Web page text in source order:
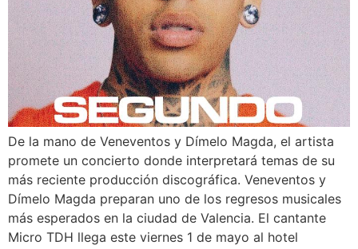
De la mano de Veneventos y Dímelo Magda, el artista
promete un concierto donde interpretará temas de su
más reciente producción discográfica. Veneventos y
Dímelo Magda preparan uno de los regresos musicales
más esperados en la ciudad de Valencia. El cantante
Micro TDH llega este viernes 1 de mayo al hotel